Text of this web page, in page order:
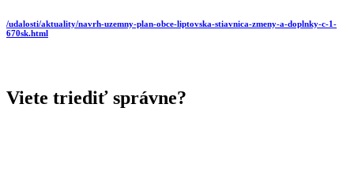
/udalosti/aktuality/navrh-uzemny-plan-obce-liptovska-stiavnica-zmeny-a-doplnky-c-1-
670sk.html
Viete triediť správne?